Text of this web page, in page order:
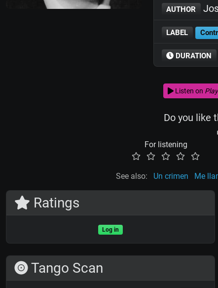
AUTHOR
LABEL
DURATION
Listen on
Do you like
For listening
See also: Un crimen Me
Ratings
Log in
Tango Scan